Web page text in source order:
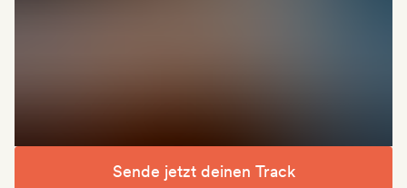
Sende jetzt deinen Track